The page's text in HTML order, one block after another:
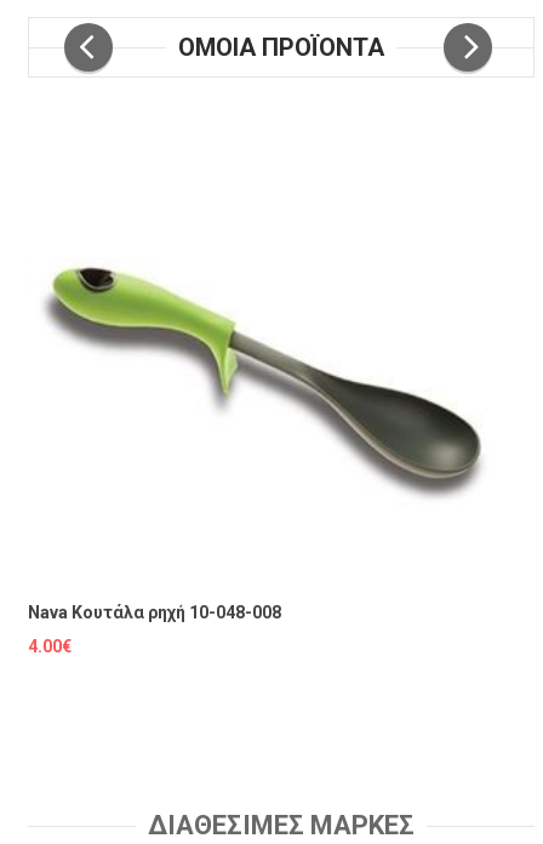
ΟΜΟΙΑ ΠΡΟΪΟΝΤΑ
Nava Κουτάλα ρηχή 10-048-008
4.00€
ΔΙΑΘΕΣΙΜΕΣ ΜΑΡΚΕΣ